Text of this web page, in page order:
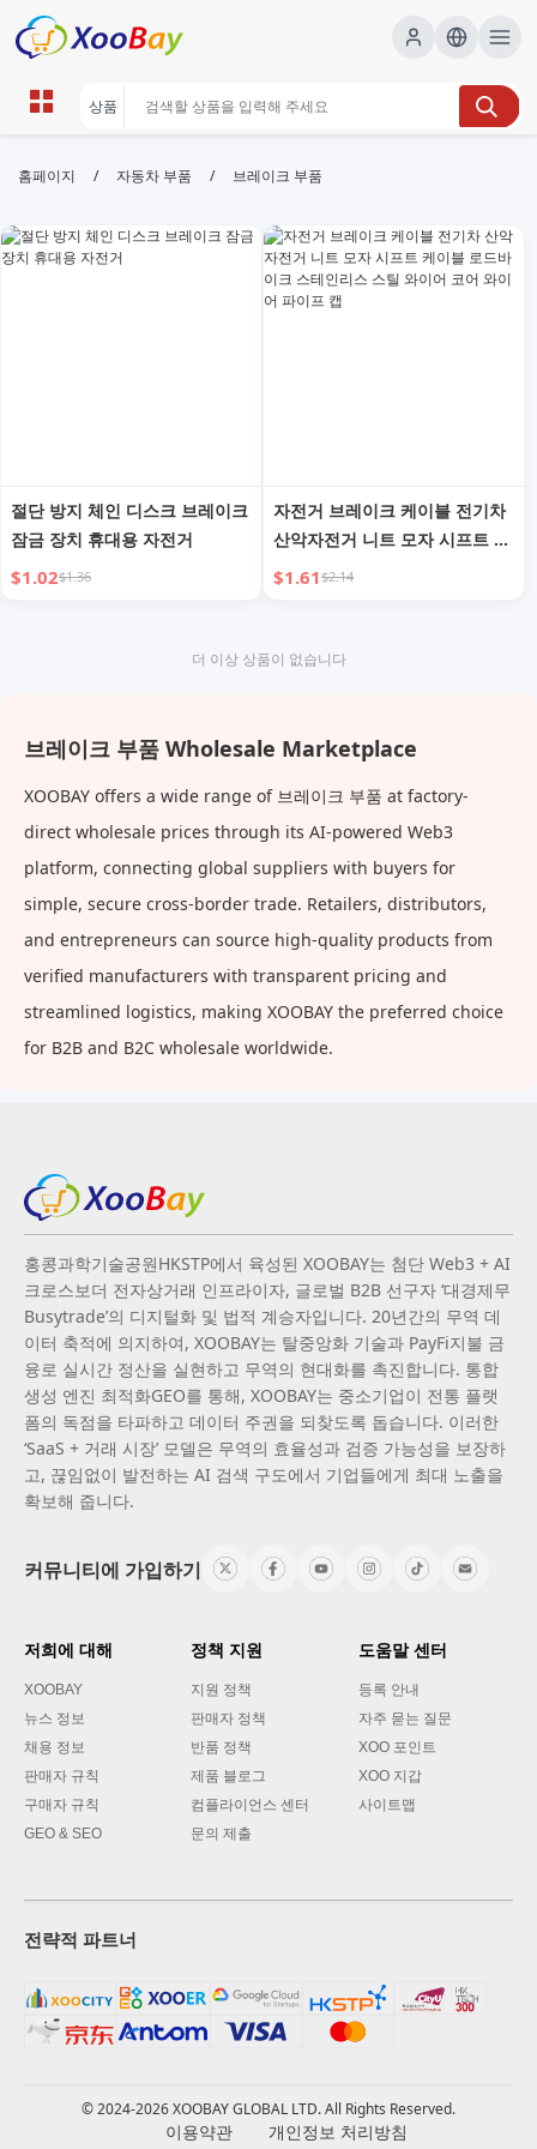
브레이크 부품 | XOOBAY B2B/B2C
브레이크부품, 자동차부품, 디스크브레이크, 브레이크패
드, 브레이크라인, 차량정비, wholesale 브레이크 부품,
홈페이지 / 자동차 부품 / 브레이크 부품
절단 방지 체인 디스크 브레이크
잠금 장치 휴대용 자전거
$1.02$1.36
자전거 브레이크 케이블 전기차
산악자전거 니트 모자 시프트 케
이블 로드바이크 스테인리스 스
$1.61$2.14
더 이상 상품이 없습니다
브레이크 부품 Wholesale Marketplace
XOOBAY offers a wide range of 브레이크 부품 at factory-
direct wholesale prices through its AI-powered Web3
platform, connecting global suppliers with buyers for
simple, secure cross-border trade. Retailers, distributors,
and entrepreneurs can source high-quality products from
verified manufacturers with transparent pricing and
streamlined logistics, making XOOBAY the preferred choice
for B2B and B2C wholesale worldwide.
홍콩과학기술공원HKSTP에서 육성된 XOOBAY는 첨단 Web3 + AI
크로스보더 전자상거래 인프라이자, 글로벌 B2B 선구자 ‘대경제무
Busytrade’의 디지털화 및 법적 계승자입니다. 20년간의 무역 데
이터 축적에 의지하여, XOOBAY는 탈중앙화 기술과 PayFi지불 금
융로 실시간 정산을 실현하고 무역의 현대화를 촉진합니다. 통합
생성 엔진 최적화GEO를 통해, XOOBAY는 중소기업이 전통 플랫
폼의 독점을 타파하고 데이터 주권을 되찾도록 돕습니다. 이러한
‘SaaS + 거래 시장’ 모델은 무역의 효율성과 검증 가능성을 보장하
고, 끊임없이 발전하는 AI 검색 구도에서 기업들에게 최대 노출을
확보해 줍니다.
커뮤니티에 가입하기
저희에 대해
XOOBAY
뉴스 정보
채용 정보
판매자 규칙
구매자 규칙
GEO & SEO
정책 지원
지원 정책
판매자 정책
반품 정책
제품 블로그
컴플라이언스 센터
문의 제출
도움말 센터
등록 안내
자주 묻는 질문
XOO 포인트
XOO 지갑
사이트맵
전략적 파트너
© 2024-2026 XOOBAY GLOBAL LTD. All Rights Reserved.
이용약관 개인정보 처리방침